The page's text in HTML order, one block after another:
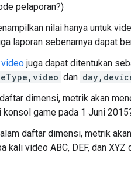
pelaporan?)
nilai hanya untuk
laporan sebenarnya dapat
video juga dapat ditentukan
dan
dimensi, metrik akan
game pada 1 Juni
daftar dimensi, metrik
kali video ABC, DEF, dan